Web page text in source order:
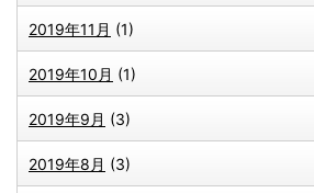
2019年11月 (1)
2019年10月 (1)
2019年9月 (3)
2019年8月 (3)